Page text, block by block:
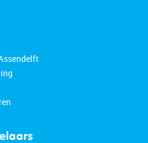
quiet Groenelaan
is situated on a wide
For your daily
to the Groenhof shopping
The city center of
ride away and offers a
and cultural
the Amstelveense